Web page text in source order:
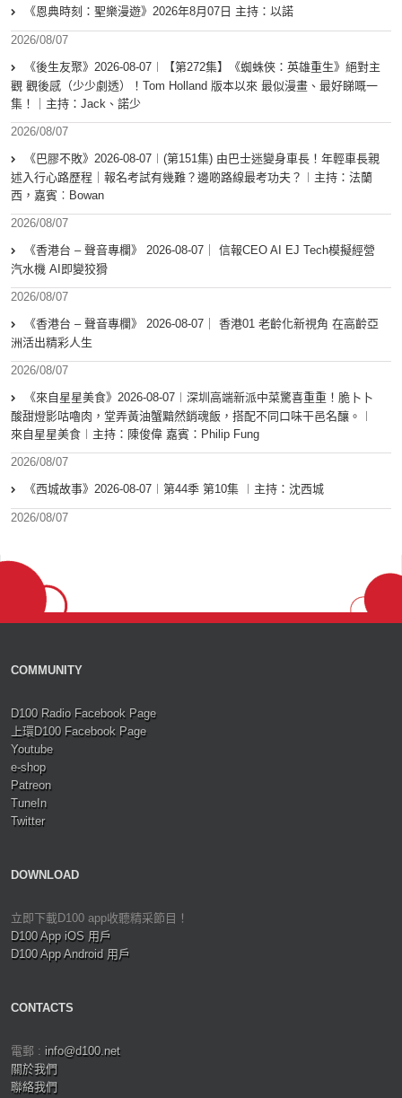
《恩典時刻：聖樂漫遊》2026年8月07日 主持：以諾
2026/08/07
《後生友聚》2026-08-07︱【第272集】《蜘蛛俠：英雄重生》絕對主
觀 觀後感（少少劇透）！Tom Holland 版本以來 最似漫畫、最好睇嘅一
集！｜主持：Jack、諾少
2026/08/07
《巴膠不敗》2026-08-07︱(第151集) 由巴士迷變身車長！年輕車長親
述入行心路歷程｜報名考試有幾難？邊啲路線最考功夫？︱主持：法蘭
西，嘉賓︰Bowan
2026/08/07
《香港台 – 聲音專欄》 2026-08-07｜ 信報CEO AI EJ Tech模擬經營
汽水機 AI即變狡猾
2026/08/07
《香港台 – 聲音專欄》 2026-08-07｜ 香港01 老齡化新視角 在高齡亞
洲活出精彩人生
2026/08/07
《來自星星美食》2026-08-07︱深圳高端新派中菜驚喜重重！脆卜卜
酸甜燈影咕嚕肉，堂弄黃油蟹黯然銷魂飯，搭配不同口味干邑名釀。︱
來自星星美食︱主持：陳俊偉 嘉賓：Philip Fung
2026/08/07
《西城故事》2026-08-07︱第44季 第10集 ︱主持：沈西城
2026/08/07
COMMUNITY
D100 Radio Facebook Page
上環D100 Facebook Page
Youtube
e-shop
Patreon
TuneIn
Twitter
DOWNLOAD
立即下載D100 app收聽精采節目！
D100 App iOS 用戶
D100 App Android 用戶
CONTACTS
電郵 : info@d100.net
關於我們
聯絡我們